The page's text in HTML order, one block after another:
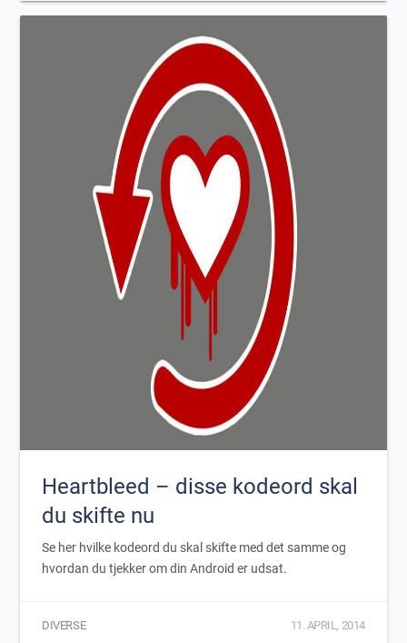
Heartbleed – disse kodeord skal
du skifte nu
Se her hvilke kodeord du skal skifte med det samme og
hvordan du tjekker om din Android er udsat.
DIVERSE 11. APRIL, 2014